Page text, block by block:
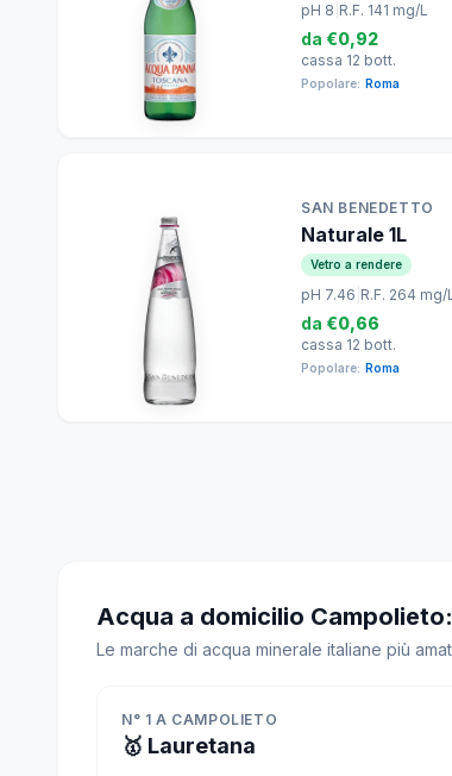
pH 8 R.F. 141 mg/L
da €0,92
cassa 12 bott.
Popolare: Roma
SAN BENEDETTO
Naturale 1L
Vetro a rendere
pH 7.46 R.F. 264 mg/L
da €0,66
cassa 12 bott.
Popolare: Roma
Acqua a domicilio
Le marche di acqua minerale italiane più
N° 1 A CAMPOLIETO
🥇 Lauretana